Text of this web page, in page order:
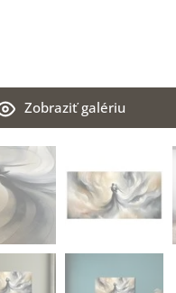
Zobraziť galériu